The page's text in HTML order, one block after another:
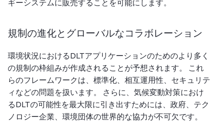
ギーシステムに販売することを可能にします。
規制の進化とグローバルなコラボレーション
環境状況におけるDLTアプリケーションのためのより多く
の規制の枠組みが作成されることが予想されます。 これ
らのフレームワークは、標準化、相互運用性、セキュリテ
ィなどの問題を扱います。 さらに、気候変動対策におけ
るDLTの可能性を最大限に引き出すためには、政府、テク
ノロジー企業、環境団体の世界的な協力が不可欠です。